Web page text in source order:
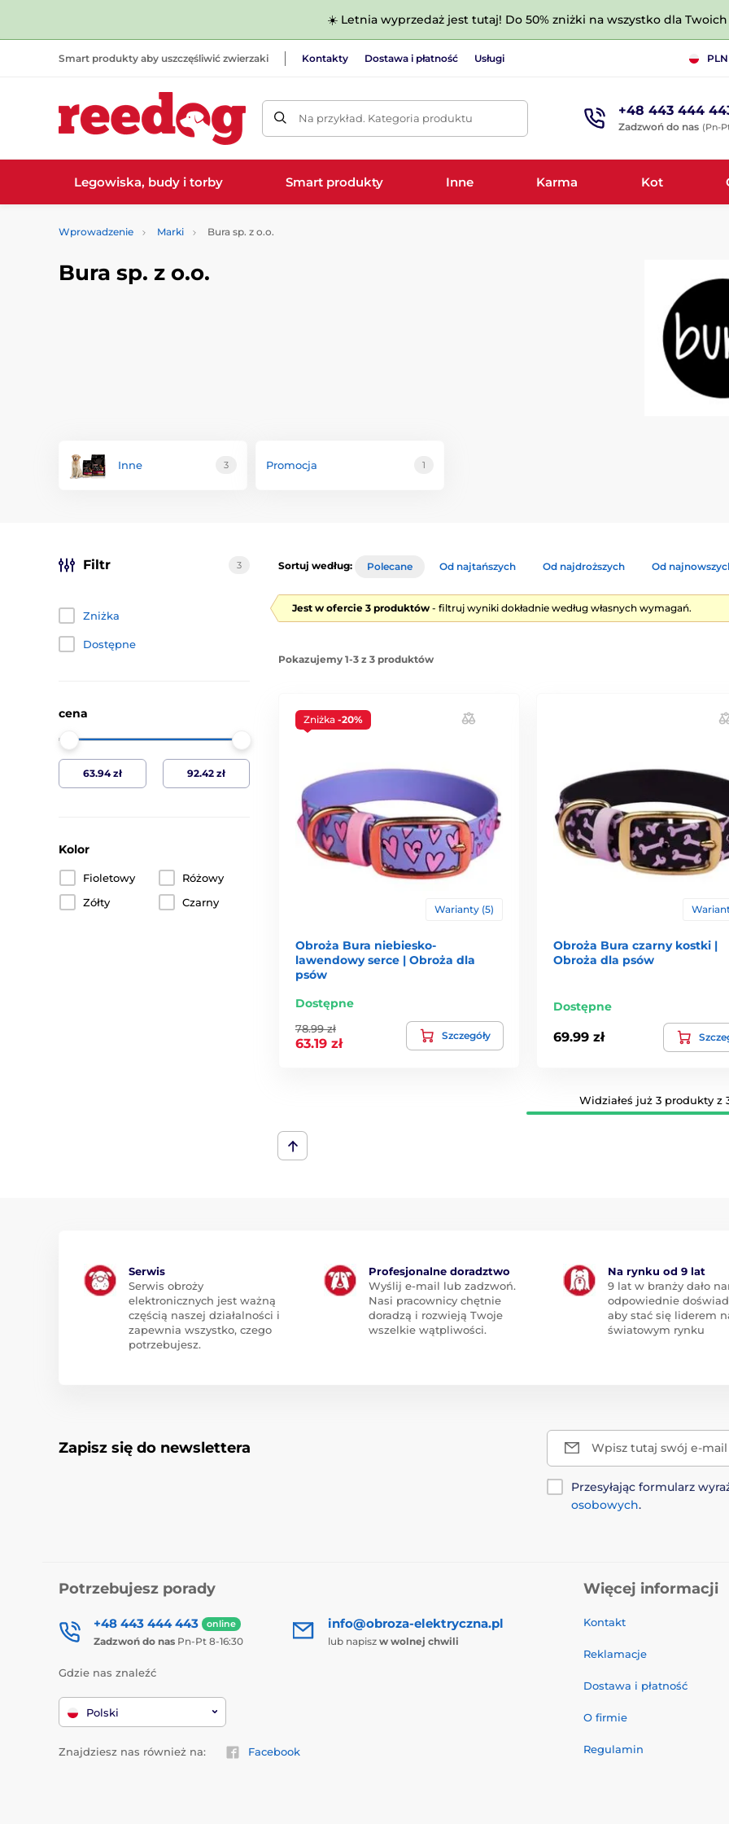
☀️ Letnia wyprzedaż jest tutaj! Do 50% zniżki na wszystko dla
Smart produkty aby uszczęśliwić zwierzaki Kontakty Dostawa i płatność Usługi PLN
Na przykład. Kategoria produktu +48 443 444
Zadzwoń do nas (Pn-
Legowiska, budy i torby Smart produkty Inne Karma Kot
Wprowadzenie Marki Bura sp. z o.o.
Bura sp. z o.o.
Inne 3 Promocja 1
Filtr 3
Zniżka
Dostępne
cena
Kolor
Fioletowy
Różowy
Zółty
Czarny
Sortuj według: Polecane Od najtańszych Od najdroższych Od
Jest w ofercie 3 produktów - filtruj wyniki dokładnie według własnych wymagań.
Pokazujemy 1-3 z 3 produktów
Zniżka -20%
Warianty (5)
Obroża Bura niebiesko-
lawendowy serce | Obroża dla
psów
Dostępne
78.99 zł
63.19 zł
Szczegóły
Obroża Bura czarny kostki |
Obroża dla psów
Dostępne
69.99 zł
Widziałeś już 3 produkty z
Serwis
Serwis obroży
elektronicznych jest ważną
częścią naszej działalności i
zapewnia wszystko, czego
potrzebujesz.
Profesjonalne doradztwo
Wyślij e-mail lub zadzwoń.
Nasi pracownicy chętnie
doradzą i rozwieją Twoje
wszelkie wątpliwości.
Na rynku od 9 lat
9 lat w branży dało
odpowiednie
aby stać się liderem
światowym rynku
Zapisz się do newslettera Wpisz tutaj swój e-mail
Przesyłając formularz
osobowych.
Potrzebujesz porady
+48 443 444 443 online
Zadzwoń do nas Pn-Pt 8-16:30
info@obroza-elektryczna.pl
lub napisz w wolnej chwili
Gdzie nas znaleźć
Polski
Znajdziesz nas również na: Facebook
Więcej informacji
Kontakt
Reklamacje
Dostawa i płatność
O firmie
Regulamin